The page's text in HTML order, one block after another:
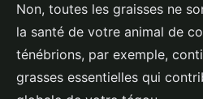
Non, toutes les graisses ne
la santé de votre animal de
ténébrions, par exemple,
grasses essentielles qui